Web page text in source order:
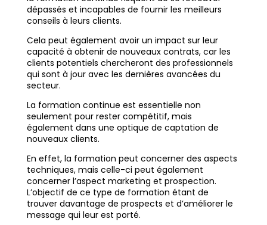
dépassés et incapables de fournir les meilleurs
conseils à leurs clients.
Cela peut également avoir un impact sur leur
capacité à obtenir de nouveaux contrats, car les
clients potentiels chercheront des professionnels
qui sont à jour avec les dernières avancées du
secteur.
La formation continue est essentielle non
seulement pour rester compétitif, mais
également dans une optique de captation de
nouveaux clients.
En effet, la formation peut concerner des aspects
techniques, mais celle-ci peut également
concerner l’aspect marketing et prospection.
L’objectif de ce type de formation étant de
trouver davantage de prospects et d’améliorer le
message qui leur est porté.